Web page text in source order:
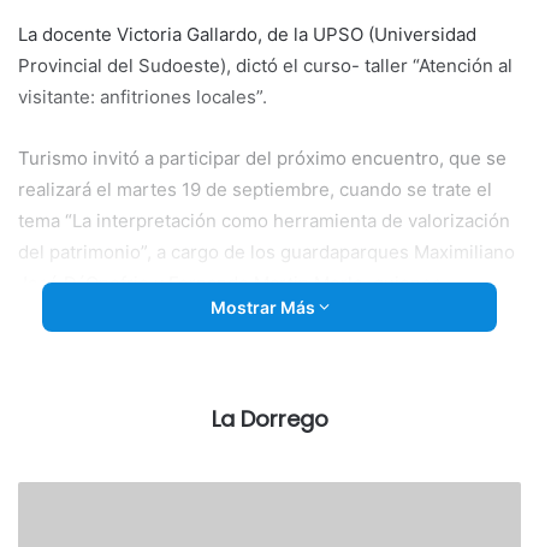
La docente Victoria Gallardo, de la UPSO (Universidad
Provincial del Sudoeste), dictó el curso- taller “Atención al
visitante: anfitriones locales”.
Turismo invitó a participar del próximo encuentro, que se
realizará el martes 19 de septiembre, cuando se trate el
tema “La interpretación como herramienta de valorización
del patrimonio”, a cargo de los guardaparques Maximiliano
José D´Onofrio y Fernando Martin Merlo, quienes
actualmente desarrollan su actividad laboral en el Parque
Mostrar Más
La Dorrego